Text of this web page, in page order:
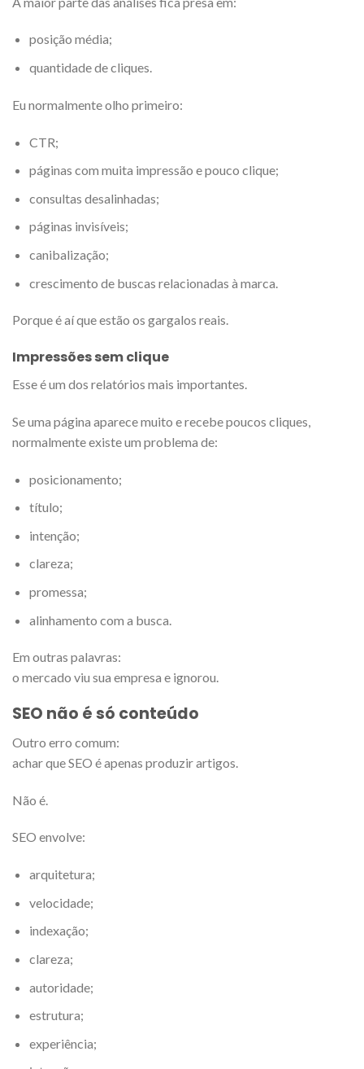
posição média;
quantidade de cliques.
Eu normalmente olho primeiro:
CTR;
páginas com muita impressão e pouco clique;
consultas desalinhadas;
páginas invisíveis;
canibalização;
crescimento de buscas relacionadas à marca.
Porque é aí que estão os gargalos reais.
Impressões sem clique
Esse é um dos relatórios mais importantes.
Se uma página aparece muito e recebe poucos cliques,
normalmente existe um problema de:
posicionamento;
título;
intenção;
clareza;
promessa;
alinhamento com a busca.
Em outras palavras:
o mercado viu sua empresa e ignorou.
SEO não é só conteúdo
Outro erro comum:
achar que SEO é apenas produzir artigos.
Não é.
SEO envolve:
arquitetura;
velocidade;
indexação;
clareza;
autoridade;
estrutura;
experiência;